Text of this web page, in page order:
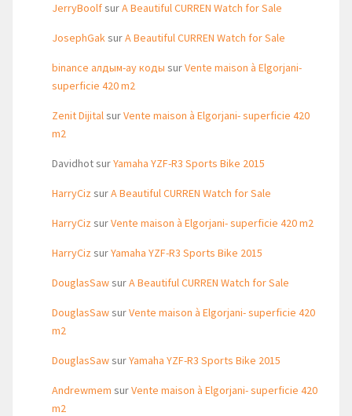
JerryBoolfsurA Beautiful CURREN Watch for Sale
JosephGaksurA Beautiful CURREN Watch for Sale
binance алдым-ау коды surVente maison à Elgorjani-
superficie 420 m2
Zenit DijitalsurVente maison à Elgorjani- superficie 420
m2
DavidhotsurYamaha YZF-R3 Sports Bike 2015
HarryCizsurA Beautiful CURREN Watch for Sale
HarryCizsurVente maison à Elgorjani- superficie 420 m2
HarryCizsurYamaha YZF-R3 Sports Bike 2015
DouglasSawsurA Beautiful CURREN Watch for Sale
DouglasSawsurVente maison à Elgorjani- superficie 420
m2
DouglasSawsurYamaha YZF-R3 Sports Bike 2015
Andrewmem surVente maison à Elgorjani- superficie 420
m2